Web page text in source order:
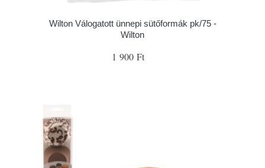
Wilton Válogatott ünnepi sütőformák pk/75 -
Wilton
1 900 Ft